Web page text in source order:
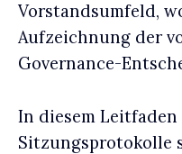
Vorstandsumfeld,
Aufzeichnung der
Governance-
In diesem
Sitzungsprotokolle